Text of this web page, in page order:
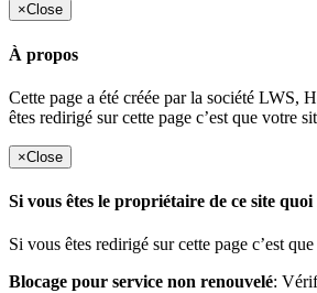
×Close
À propos
Cette page a été créée par la société
êtes redirigé sur cette page c’est que votre
×Close
Si vous êtes le propriétaire de ce site
Si vous êtes redirigé sur cette page c’est
Blocage pour service non renouvelé: